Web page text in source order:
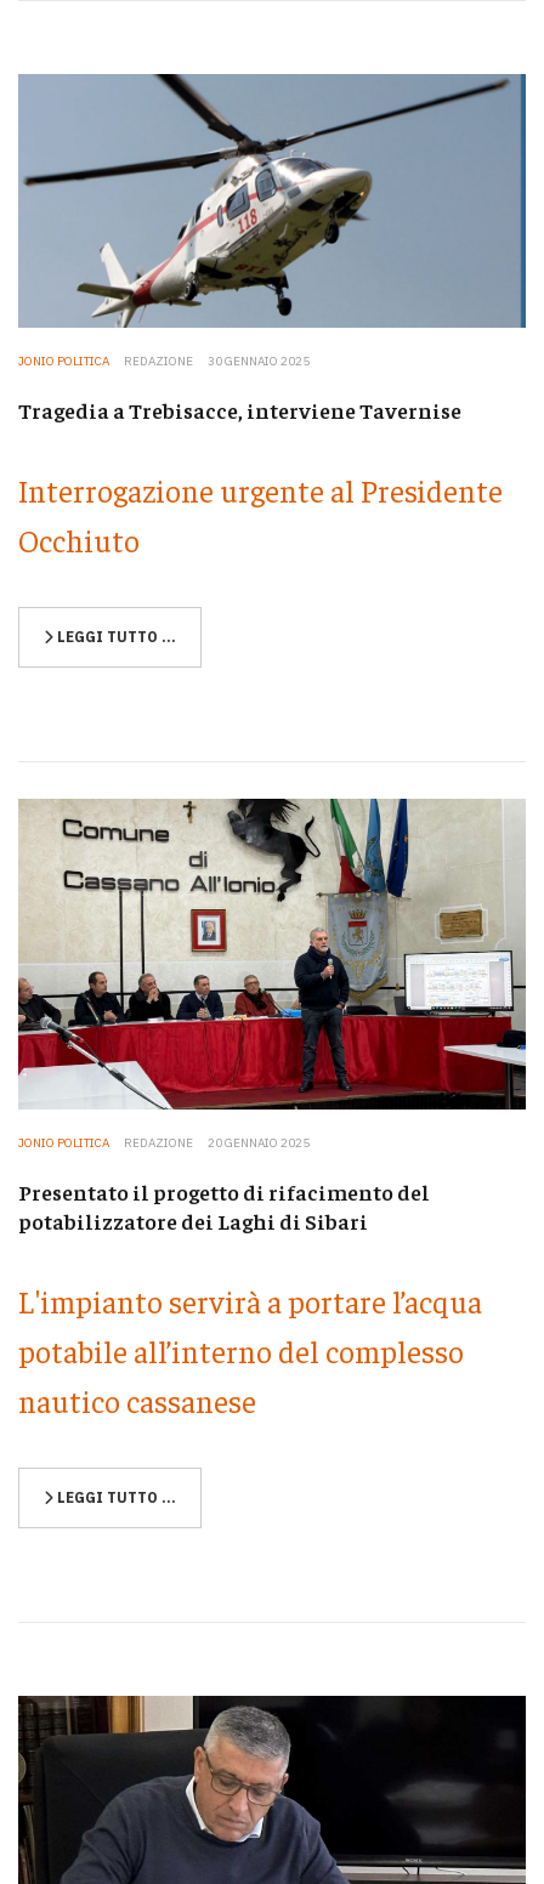
JONIO POLITICA REDAZIONE 30 GENNAIO 2025
Tragedia a Trebisacce, interviene Tavernise
Interrogazione urgente al Presidente
Occhiuto
LEGGI TUTTO …
JONIO POLITICA REDAZIONE 20 GENNAIO 2025
Presentato il progetto di rifacimento del
potabilizzatore dei Laghi di Sibari
L'impianto servirà a portare l’acqua
potabile all’interno del complesso
nautico cassanese
LEGGI TUTTO …